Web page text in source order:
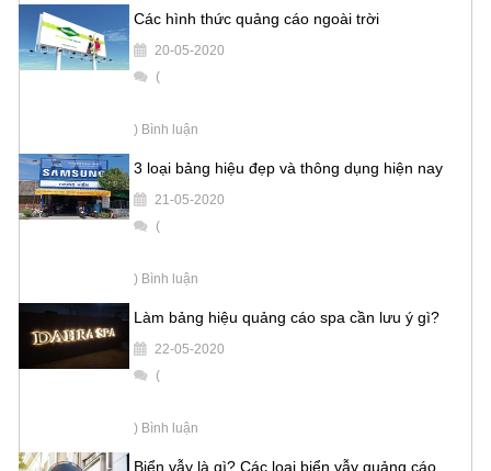
Các hình thức quảng cáo ngoài trời
20-05-2020
(
) Bình luận
3 loại bảng hiệu đẹp và thông dụng hiện nay
21-05-2020
(
) Bình luận
Làm bảng hiệu quảng cáo spa cần lưu ý gì?
22-05-2020
(
) Bình luận
Biển vẫy là gì? Các loại biển vẫy quảng cáo